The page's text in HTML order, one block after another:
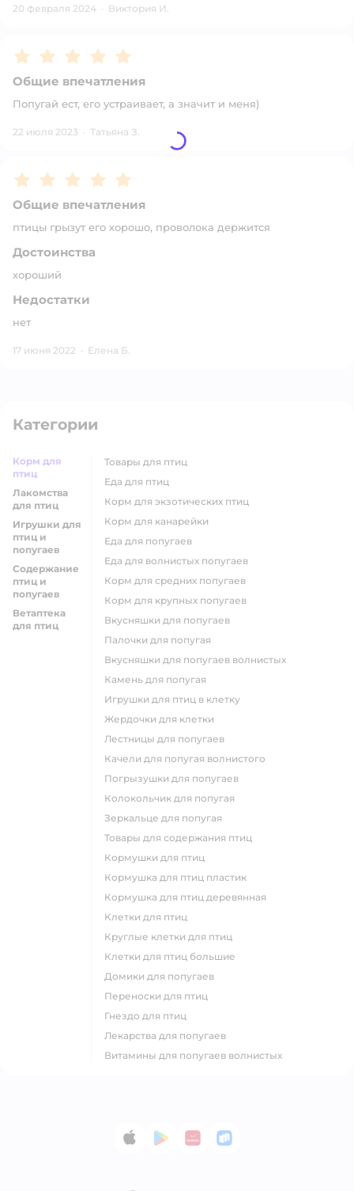
20 февраля 2024 · Виктория И.
Рейтинг:5
Общие впечатления
Попугай ест, его устраивает, а значит и меня)
22 июля 2023 · Татьяна З.
Рейтинг:5
Общие впечатления
птицы грызут его хорошо, проволока держится
Достоинства
хороший
Недостатки
нет
17 июня 2022 · Елена Б.
Категории
Корм для
птиц
Лакомства
для птиц
Игрушки для
птиц и
попугаев
Содержание
птиц и
попугаев
Ветаптека
для птиц
товары для птиц
еда для птиц
корм для экзотических птиц
корм для канарейки
еда для попугаев
еда для волнистых попугаев
корм для средних попугаев
корм для крупных попугаев
вкусняшки для попугаев
палочки для попугая
вкусняшки для попугаев волнистых
камень для попугая
игрушки для птиц в клетку
жердочки для клетки
лестницы для попугаев
качели для попугая волнистого
погрызушки для попугаев
колокольчик для попугая
зеркальце для попугая
товары для содержания птиц
кормушки для птиц
кормушка для птиц пластик
кормушка для птиц деревянная
клетки для птиц
круглые клетки для птиц
клетки для птиц большие
домики для попугаев
переноски для птиц
гнездо для птиц
лекарства для попугаев
витамины для попугаев волнистых
App StoreGoogle Play
AppGallery
RuStore